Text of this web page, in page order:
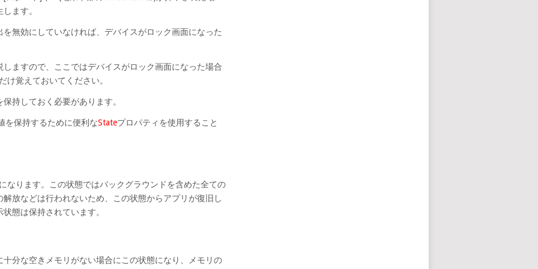
ます。
無効にしていなければ、デバイスがロック画面になった
ますので、ここではデバイスがロック画面になった場合
け覚えておいてください。
持しておく必要があります。
を保持するために便利なStateプロパティを使用すること
なります。この状態ではバックグラウンドを含めた全ての
放などは行われないため、この状態からアプリが復旧し
態は保持されています。
分な空きメモリがない場合にこの状態になり、メモリの